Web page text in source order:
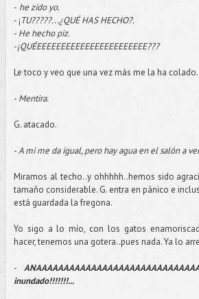
- he zido yo.
- ¡TU?????...¿QUÉ HAS HECHO?.
- He hecho piz.
-¡QUÉEEEEEEEEEEEEEEEEEEEEEEE???
Le toco y veo que una vez más me la ha colado.
- Mentira.
G. atacado.
-A mi me da igual, pero hay agua en el salón a
Miramos al techo..y ohhhhh..hemos sido
tamaño considerable. G. entra en pánico e
está guardada la fregona.
Yo sigo a lo mío, con los gatos
hacer, tenemos una gotera..pues nada. Ya lo
-
inundado!!!!!!!...